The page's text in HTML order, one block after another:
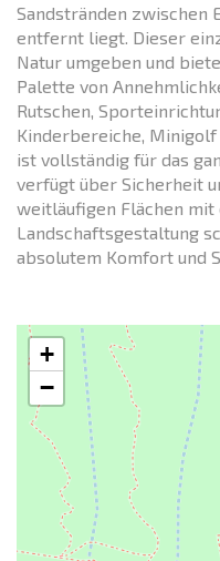
Sandstränden zwischen
entfernt liegt. Dieser
Natur umgeben und
Palette von
Rutschen,
Kinderbereiche,
ist vollständig für das
verfügt über Sicherheit
weitläufigen Flächen
Landschaftsgestaltung
absolutem Komfort und
+
−